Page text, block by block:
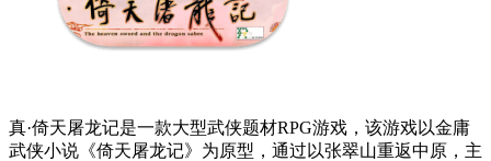
真·倚天屠龙记是一款大型武侠题材RPG游戏，该游戏以金庸
武侠小说《倚天屠龙记》为原型，通过以张翠山重返中原，主